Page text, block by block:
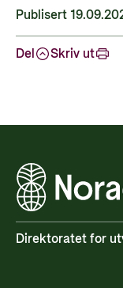
Publisert
Del Skriv ut
Direktoratet for